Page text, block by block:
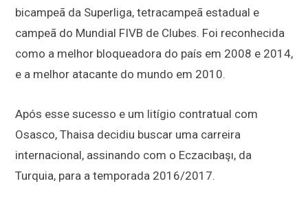
bicampeã da Superliga, tetracampeã estadual e
campeã do Mundial FIVB de Clubes. Foi reconhecida
como a melhor bloqueadora do país em 2008 e 2014,
e a melhor atacante do mundo em 2010.
Após esse sucesso e um litígio contratual com
Osasco, Thaisa decidiu buscar uma carreira
internacional, assinando com o Eczacıbaşı, da
Turquia, para a temporada 2016/2017.